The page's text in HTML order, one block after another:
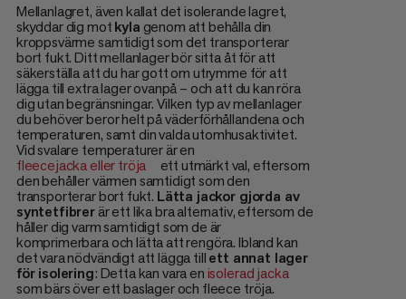
Mellanlagret, även kallat det isolerande lagret,
skyddar dig motkyla genom att behålla din
kroppsvärme samtidigt som det transporterar
bort fukt. Ditt mellanlager bör sitta åt för att
säkerställa att du har gott om utrymme för att
lägga till extra lager ovanpå – och att du kan röra
dig utan begränsningar. Vilken typ av mellanlager
du behöver beror helt på väderförhållandena och
temperaturen, samt din valda utomhusaktivitet.
Vid svalare temperaturer är en
fleecejacka eller tröja
ett utmärkt val, eftersom
den behåller värmen samtidigt som den
transporterar bort fukt. Lätta jackor gjorda av
syntetfibrerär ett lika bra alternativ, eftersom de
håller dig varm samtidigt som de är
komprimerbara och lätta att rengöra. Ibland kan
det vara nödvändigt att lägga tillett annat lager
för isolering: Detta kan vara enisolerad jacka
som bärs över ett baslager och fleece tröja.